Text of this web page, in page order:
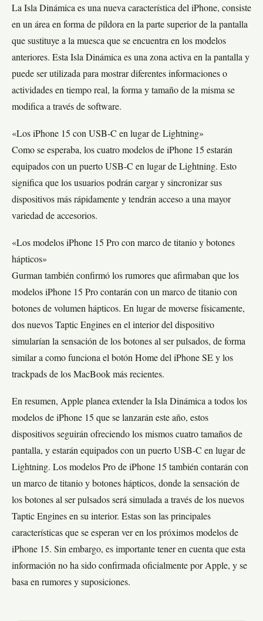
La Isla Dinámica es una nueva característica del iPhone, consiste
en un área en forma de píldora en la parte superior de la pantalla
que sustituye a la muesca que se encuentra en los modelos
anteriores. Esta Isla Dinámica es una zona activa en la pantalla y
puede ser utilizada para mostrar diferentes informaciones o
actividades en tiempo real, la forma y tamaño de la misma se
modifica a través de software.
«Los iPhone 15 con USB-C en lugar de Lightning»
Como se esperaba, los cuatro modelos de iPhone 15 estarán
equipados con un puerto USB-C en lugar de Lightning. Esto
significa que los usuarios podrán cargar y sincronizar sus
dispositivos más rápidamente y tendrán acceso a una mayor
variedad de accesorios.
«Los modelos iPhone 15 Pro con marco de titanio y botones
hápticos»
Gurman también confirmó los rumores que afirmaban que los
modelos iPhone 15 Pro contarán con un marco de titanio con
botones de volumen hápticos. En lugar de moverse físicamente,
dos nuevos Taptic Engines en el interior del dispositivo
simularían la sensación de los botones al ser pulsados, de forma
similar a como funciona el botón Home del iPhone SE y los
trackpads de los MacBook más recientes.
En resumen, Apple planea extender la Isla Dinámica a todos los
modelos de iPhone 15 que se lanzarán este año, estos
dispositivos seguirán ofreciendo los mismos cuatro tamaños de
pantalla, y estarán equipados con un puerto USB-C en lugar de
Lightning. Los modelos Pro de iPhone 15 también contarán con
un marco de titanio y botones hápticos, donde la sensación de
los botones al ser pulsados será simulada a través de los nuevos
Taptic Engines en su interior. Estas son las principales
características que se esperan ver en los próximos modelos de
iPhone 15. Sin embargo, es importante tener en cuenta que esta
información no ha sido confirmada oficialmente por Apple, y se
basa en rumores y suposiciones.